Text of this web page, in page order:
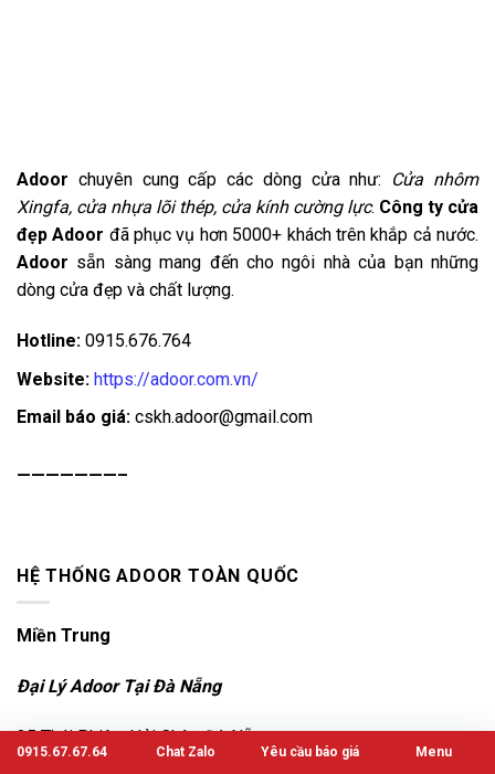
Adoor chuyên cung cấp các dòng cửa như: Cửa nhôm
Xingfa, cửa nhựa lõi thép, cửa kính cường lực. Công ty cửa
đẹp Adoor đã phục vụ hơn 5000+ khách trên khắp cả nước.
Adoor sẵn sàng mang đến cho ngôi nhà của bạn những
dòng cửa đẹp và chất lượng.
Hotline: 0915.676.764
Website: https://adoor.com.vn/
Email báo giá: cskh.adoor@gmail.com
———————–
HỆ THỐNG ADOOR TOÀN QUỐC
Miền Trung
Đại Lý Adoor Tại Đà Nẵng
35 Thái Phiên, Hải Châu, Đà Nẵng
0915.67.67.64 Chat Zalo Yêu cầu báo giá Menu